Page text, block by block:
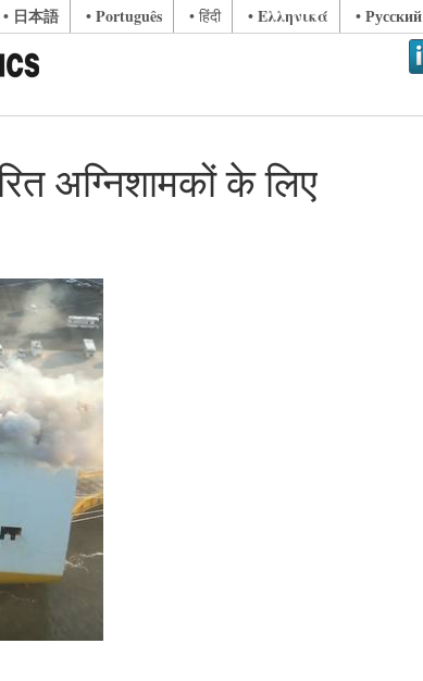
• 日本語 • Português • हिंदी • Ελληνικά • Русский
अग्निशामकों के लिए